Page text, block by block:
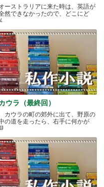
ーストラリアに来た時は、英語が
然できなかったので、どこにど
ん.....
ウラ（最終回）
カウラの町の郊外に出て、野原の
の道を走ったら、右手に何かが
見.....